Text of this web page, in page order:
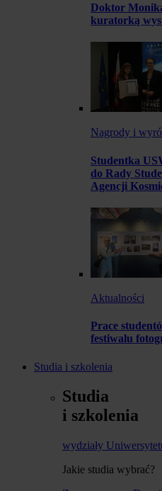
Doktor
kuratorką
Nagrody i
Studentka
do Rady
Agencji
Aktualności
Prace
festiwalu
Studia i szkolenia
Studia
i szkolenia
wydziały
Jakie studia wybrać?